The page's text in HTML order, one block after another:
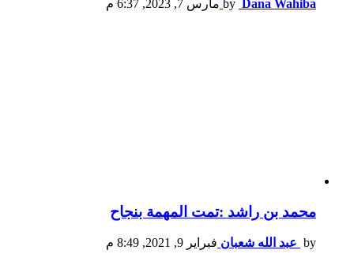
by Dana Wahiba مارس 7, 2023, 6:37 م
محمد بن راشد :تمت المهمة بنجاح
by عبد الله شعبان فبراير 9, 2021, 8:49 م